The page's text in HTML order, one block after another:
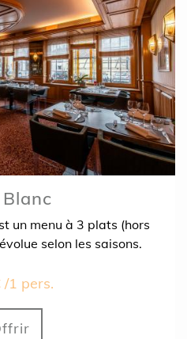
un menu à 3 plats (hors
selon les saisons.
/1 pers.